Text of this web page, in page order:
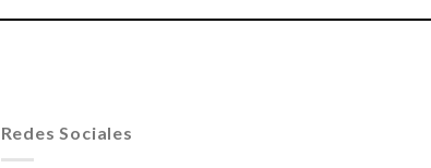
Redes Sociales